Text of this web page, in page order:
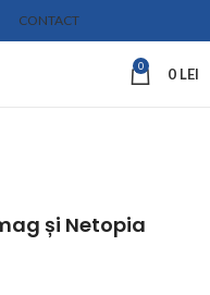
CONTACT
0 0 LEI
și Netopia